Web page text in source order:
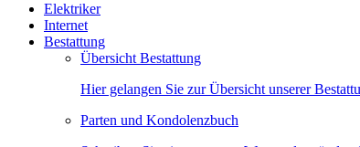
Elektriker
Internet
Bestattung
Übersicht Bestattung
Hier gelangen Sie zur Übersicht unserer
Parten und Kondolenzbuch